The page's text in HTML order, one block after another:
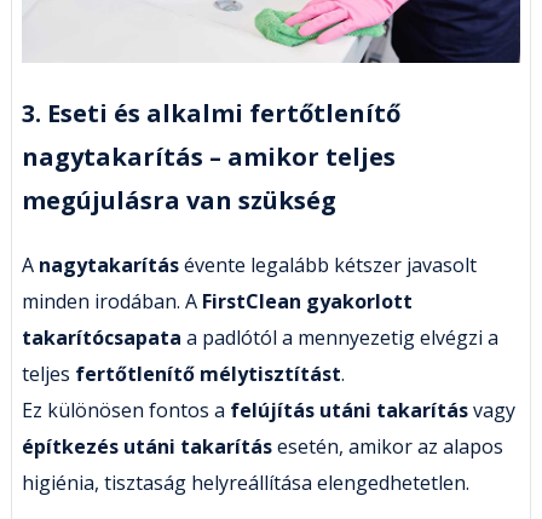
3. Eseti és alkalmi fertőtlenítő
nagytakarítás – amikor teljes
megújulásra van szükség
A nagytakarításévente legalább kétszer javasolt
minden irodában. A FirstClean gyakorlott
takarítócsapata a padlótól a mennyezetig elvégzi a
teljes fertőtlenítő mélytisztítást.
Ez különösen fontos a felújítás utáni takarításvagy
építkezés utáni takarításesetén, amikor az alapos
higiénia, tisztaság helyreállítása elengedhetetlen.